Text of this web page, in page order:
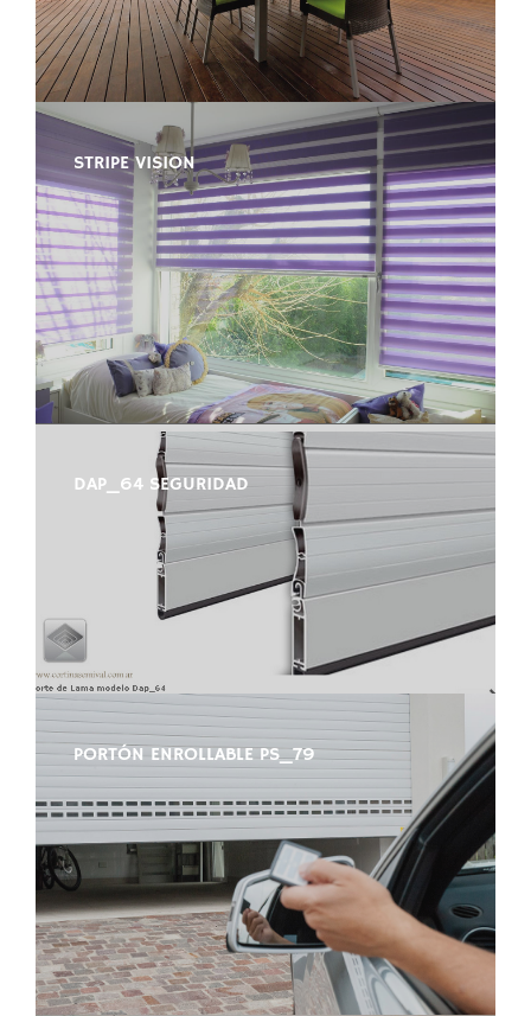
STRIPE VISION
DAP_64 SEGURIDAD
PORTÓN ENROLLABLE PS_79